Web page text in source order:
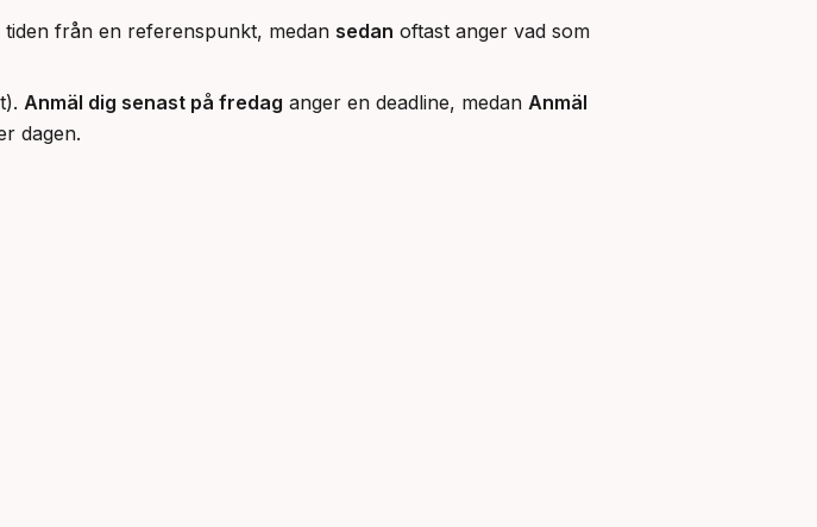
från en referenspunkt, medan sedan oftast anger vad som
Anmäl dig senast på fredag anger en deadline, medan Anmäl
dagen.